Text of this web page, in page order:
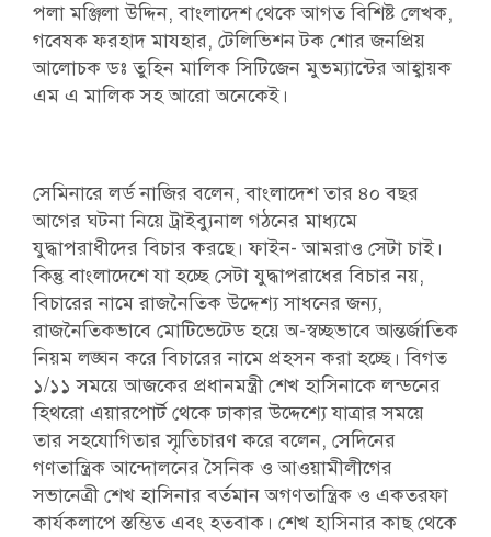
পলা মঞ্জিলা উদ্দিন, বাংলাদেশ থেকে আগত বিশিষ্ট লেখক,
গবেষক ফরহাদ মাযহার, টেলিভিশন টক শোর জনপ্রিয়
আলোচক ডঃ তুহিন মালিক‌ সিটিজেন মুভম্যান্টের আহ্বায়ক
এম এ মালিক সহ আরো অনেকেই।
সেমিনারে লর্ড নাজির বলেন, বাংলাদেশ তার ৪০ বছর
আগের ঘটনা নিয়ে ট্রাইব্যুনাল গঠনের মাধ্যমে
যুদ্ধাপরাধীদের বিচার করছে। ফাইন- আমরাও সেটা চাই।
কিন্তু বাংলাদেশে যা হচ্ছে সেটা যুদ্ধাপরাধের বিচার নয়,
বিচারের নামে রাজনৈতিক উদ্দেশ্য সাধনের জন্য,
রাজনৈতিকভাবে মোটিভেটেড হয়ে অ-স্বচ্ছভাবে আন্তর্জাতিক
নিয়ম লঙ্ঘন করে বিচারের নামে প্রহসন করা হচ্ছে। বিগত
১/১১ সময়ে আজকের প্রধানমন্ত্রী শেখ হাসিনাকে লন্ডনের
হিথরো এয়ারপোর্ট থেকে ঢাকার উদ্দেশ্যে যাত্রার সময়ে
তার সহযোগিতার স্মৃতিচারণ করে বলেন, সেদিনের
গণতান্ত্রিক আন্দোলনের সৈনিক ও আওয়ামীলীগের
সভানেত্রী শেখ হাসিনার বর্তমান অগণতান্ত্রিক ও একতরফা
কার্যকলাপে স্তম্ভিত এবং হতবাক। শেখ হাসিনার কাছ থেকে